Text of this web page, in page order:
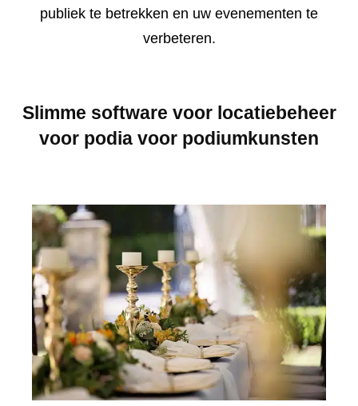
publiek te betrekken en uw evenementen te
verbeteren.
Slimme software voor locatiebeheer
voor podia voor podiumkunsten